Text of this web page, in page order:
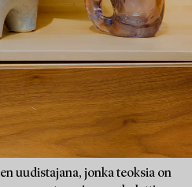
uudistajana, jonka teoksia on